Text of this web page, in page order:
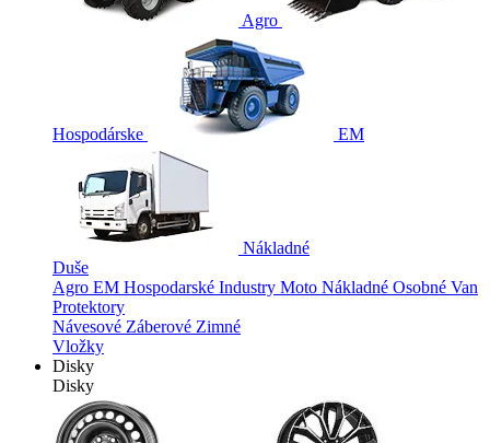
Agro
Hospodárske EM
Nákladné
Duše
Agro EM Hospodarské Industry Moto Nákladné Osobné Van
Protektory
Návesové Záberové Zimné
Vložky
Disky
Disky